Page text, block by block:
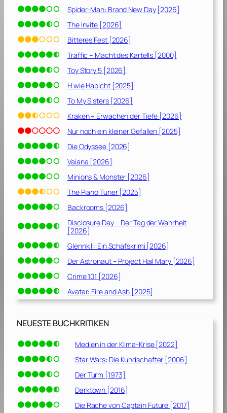
Spider-Man: Brand New Day [2026]
The Invite [2026]
Bitteres Fest [2026]
Traffic – Macht des Kartells [2000]
Toy Story 5 [2026]
H wie Habicht [2025]
To My Sisters [2026]
Kraken – Erwachen der Tiefe [2026]
Nur noch ein kleiner Gefallen [2025]
Die Odyssee [2026]
Vaiana [2026]
Minions & Monster [2026]
The Piano Tuner [2025]
Backrooms [2026]
Disclosure Day – Der Tag der Wahrheit
[2026]
Glennkill: Ein Schafskrimi [2026]
Der Astronaut – Project Hail Mary [2026]
Crime 101 [2026]
Avatar: Fire and Ash [2025]
NEUESTE BUCHKRITIKEN
Medien in der Klima-Krise [2022]
Star Wars: Die Kundschafter [2006]
Der Turm [1973]
Darktown [2016]
Die Rache von Captain Future [2017]